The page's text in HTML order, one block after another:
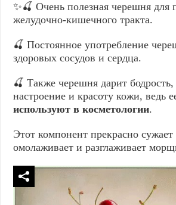
✨🍒 Очень полезная черешня для
желудочно-кишечного тракта.
🍒 Постоянное употребление
здоровых сосудов и сердца.
🍒 Также черешня дарит
настроение и красоту кожи, ведь
используют в косметологии.
Этот компонент прекрасно
омолаживает и разглаживает